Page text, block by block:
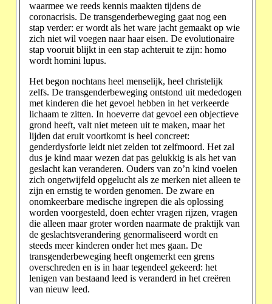
waarmee we reeds kennis maakten tijdens de
coronacrisis. De transgenderbeweging gaat nog een
stap verder: er wordt als het ware jacht gemaakt op wie
zich niet wil voegen naar haar eisen. De evolutionaire
stap vooruit blijkt in een stap achteruit te zijn: homo
wordt homini lupus.
Het begon nochtans heel menselijk, heel christelijk
zelfs. De transgenderbeweging ontstond uit mededogen
met kinderen die het gevoel hebben in het verkeerde
lichaam te zitten. In hoeverre dat gevoel een objectieve
grond heeft, valt niet meteen uit te maken, maar het
lijden dat eruit voortkomt is heel concreet:
genderdysforie leidt niet zelden tot zelfmoord. Het zal
dus je kind maar wezen dat pas gelukkig is als het van
geslacht kan veranderen. Ouders van zo’n kind voelen
zich ongetwijfeld opgelucht als ze merken niet alleen te
zijn en ernstig te worden genomen. De zware en
onomkeerbare medische ingrepen die als oplossing
worden voorgesteld, doen echter vragen rijzen, vragen
die alleen maar groter worden naarmate de praktijk van
de geslachtsverandering genormaliseerd wordt en
steeds meer kinderen onder het mes gaan. De
transgenderbeweging heeft ongemerkt een grens
overschreden en is in haar tegendeel gekeerd: het
lenigen van bestaand leed is veranderd in het creëren
van nieuw leed.